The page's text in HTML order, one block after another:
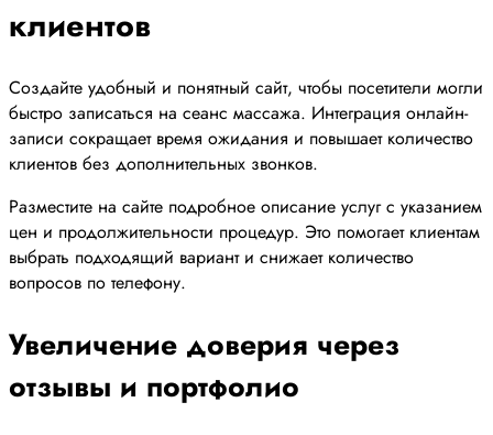
клиентов
Создайте удобный и понятный сайт, чтобы посетители могли
быстро записаться на сеанс массажа. Интеграция онлайн-
записи сокращает время ожидания и повышает количество
клиентов без дополнительных звонков.
Разместите на сайте подробное описание услуг с указанием
цен и продолжительности процедур. Это помогает клиентам
выбрать подходящий вариант и снижает количество
вопросов по телефону.
Увеличение доверия через
отзывы и портфолио